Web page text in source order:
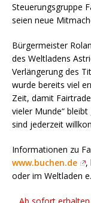
Steuerungsgruppe
seien neue
Bürgermeister
des Weltladens
Verlängerung des
wurde bereits viel
Zeit, damit
vieler Munde“
sind jederzeit
Informationen zu
www.buchen.de
,
oder im Weltladen
Ab sofort